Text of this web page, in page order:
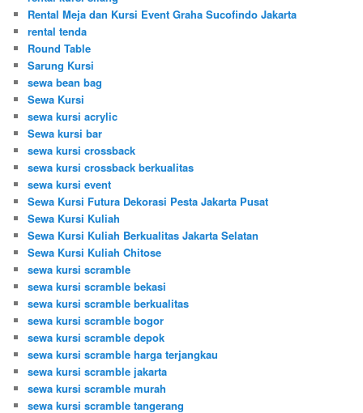
Rental Meja dan Kursi Event Graha Sucofindo Jakarta
rental tenda
Round Table
Sarung Kursi
sewa bean bag
Sewa Kursi
sewa kursi acrylic
Sewa kursi bar
sewa kursi crossback
sewa kursi crossback berkualitas
sewa kursi event
Sewa Kursi Futura Dekorasi Pesta Jakarta Pusat
Sewa Kursi Kuliah
Sewa Kursi Kuliah Berkualitas Jakarta Selatan
Sewa Kursi Kuliah Chitose
sewa kursi scramble
sewa kursi scramble bekasi
sewa kursi scramble berkualitas
sewa kursi scramble bogor
sewa kursi scramble depok
sewa kursi scramble harga terjangkau
sewa kursi scramble jakarta
sewa kursi scramble murah
sewa kursi scramble tangerang